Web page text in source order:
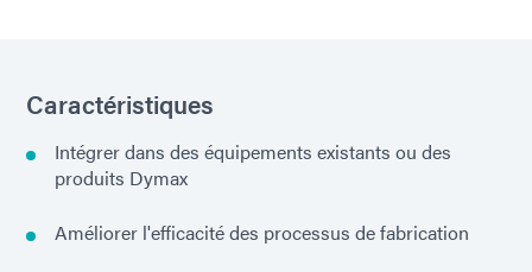
Caractéristiques
Intégrer dans des équipements existants ou des
produits Dymax
Améliorer l'efficacité des processus de fabrication